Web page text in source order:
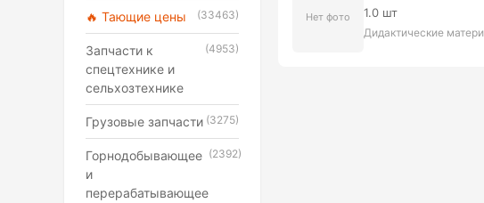
🔥 Тающие цены (33463)
Запчасти к
спецтехнике и
сельхозтехнике
(4953)
Грузовые запчасти (3275)
Горнодобывающее
и
перерабатывающее
(2392)
Нет фото 1.0 шт
Дидактические